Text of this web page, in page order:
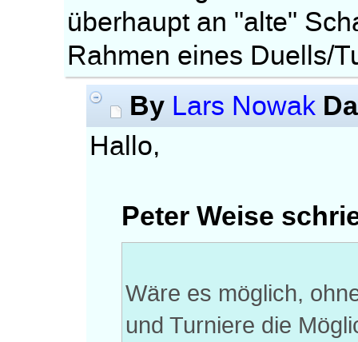
überhaupt an "alte"
Rahmen eines Duells/
By Lars Nowak
Hallo,
Peter Weise
Wäre es möglich,
und Turniere die